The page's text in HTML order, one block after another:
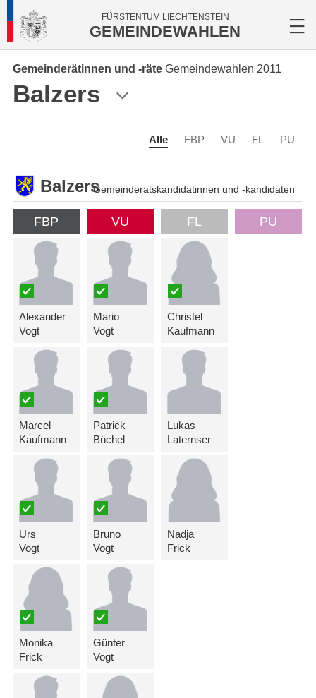
FÜRSTENTUM LIECHTENSTEIN
GEMEINDEWAHLEN
Gemeinderätinnen und -räte Gemeindewahlen 2011
Balzers
Alle FBP VU FL PU
BalzersGemeinderatskandidatinnen und -kandidaten
FBP
Alexander
Vogt
Marcel
Kaufmann
Urs
Vogt
Monika
Frick
VU
Mario
Vogt
Patrick
Büchel
Bruno
Vogt
Günter
Vogt
FL
Christel
Kaufmann
Lukas
Laternser
Nadja
Frick
PU